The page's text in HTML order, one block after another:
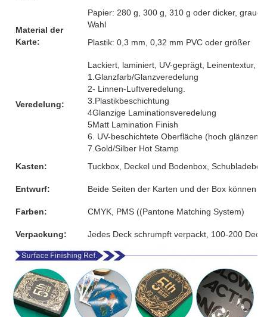
Material der
Karte:
Papier: 280 g, 300 g, 310 g oder dicker,
Wahl
Plastik: 0,3 mm, 0,32 mm PVC oder größer
Veredelung:
Lackiert, laminiert, UV-geprägt, Leinentextur,
1.Glanzfarb/Glanzveredelung
2- Linnen-Luftveredelung.
3.Plastikbeschichtung
4Glanzige Laminationsveredelung
5Matt Lamination Finish
6. UV-beschichtete Oberfläche (hoch glänzend)
7.Gold/Silber Hot Stamp
Kasten:
Tuckbox, Deckel und Bodenbox,
Entwurf: Beide Seiten der Karten und der Box können
Farben: CMYK, PMS ((Pantone Matching System)
Verpackung: Jedes Deck schrumpft verpackt, 100-200